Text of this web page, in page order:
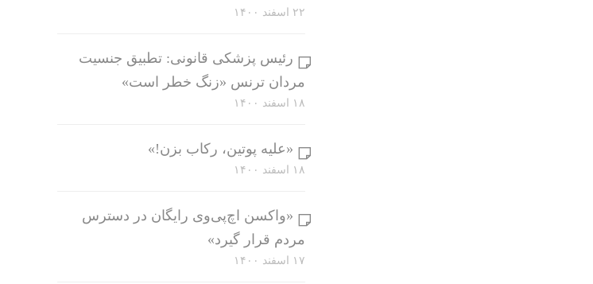
۲۲ اسفند ۱۴۰۰
رئیس پزشکی قانونی: تطبیق جنسیت
مردان ترنس «زنگ خطر است»
۱۸ اسفند ۱۴۰۰
«علیه پوتین، رکاب بزن!»
۱۸ اسفند ۱۴۰۰
«واکسن اچ‌پی‌وی رایگان در دسترس
مردم قرار گیرد»
۱۷ اسفند ۱۴۰۰